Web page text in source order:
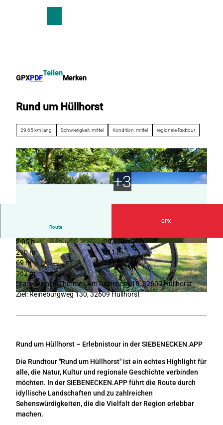
GPXPDF
Teilen
Merken
Rund um Hüllhorst
29,65 km lang Schwierigkeit: mittel Kondition: mittel regionale Radtour
© Tourismusverband Sieben e.V. | CC-BY-SA
© Die westfälischen Sieben |CC-BY-SA © Joachim Mehnert
Route
GPX
2:05 h
29,65 km
270 m
311 m
69 m
251 m
182 m
Start: Wiehen-Therme - Am Reineberg 18, 32609 Hüllhorst
Ziel: Reineburgweg 130, 32609 Hüllhorst
Rund um Hüllhorst – Erlebnistour in der SIEBENECKEN.APP
Die Rundtour "Rund um Hüllhorst" ist ein echtes Highlight für
alle, die Natur, Kultur und regionale Geschichte verbinden
möchten. In der SIEBENECKEN.APP führt die Route durch
idyllische Landschaften und zu zahlreichen
Sehenswürdigkeiten, die die Vielfalt der Region erlebbar
machen.